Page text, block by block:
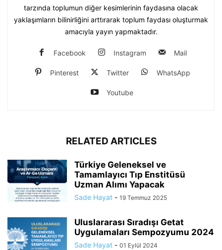
tarzında toplumun diğer kesimlerinin faydasına olacak
yaklaşımların bilinirliğini arttırarak toplum faydası oluşturmak
amacıyla yayın yapmaktadır.
Facebook Instagram Mail
Pinterest Twitter WhatsApp
Youtube
RELATED ARTICLES
Türkiye Geleneksel ve
Tamamlayıcı Tıp Enstitüsü
Uzman Alımı Yapacak
Sade Hayat - 19 Temmuz 2025
Uluslararası Sıradışı Getat
Uygulamaları Sempozyumu 2024
Sade Hayat - 01 Eylül 2024